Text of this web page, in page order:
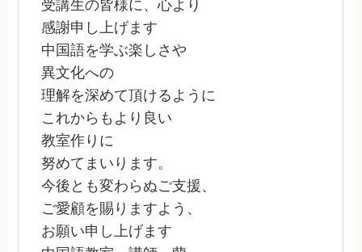
受講生の皆様に、心より
感謝申し上げます
中国語を学ぶ楽しさや
異文化への
理解を深めて頂けるように
これからもより良い
教室作りに
努めてまいります。
今後とも変わらぬご支援、
ご愛顧を賜りますよう、
お願い申し上げます